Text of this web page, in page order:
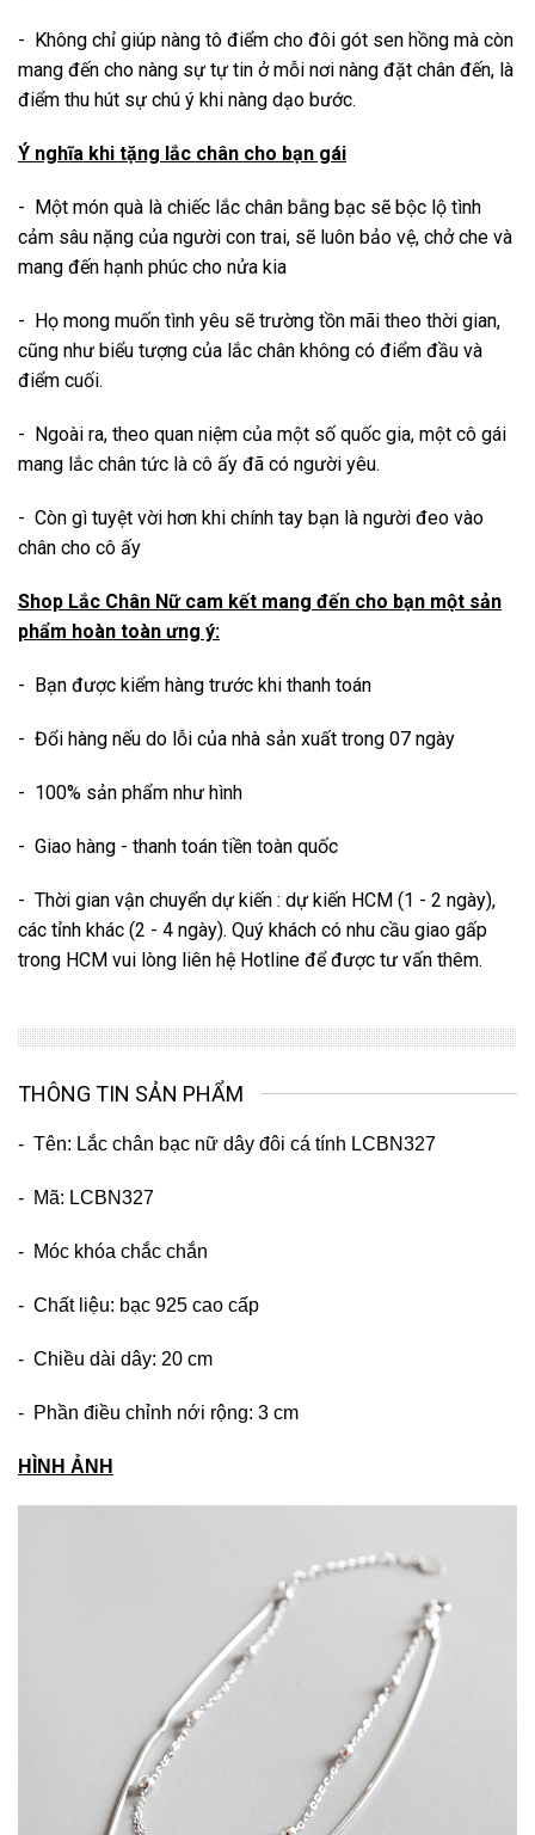
- Không chỉ giúp nàng tô điểm cho đôi gót sen hồng mà còn
mang đến cho nàng sự tự tin ở mỗi nơi nàng đặt chân đến, là
điểm thu hút sự chú ý khi nàng dạo bước.
Ý nghĩa khi tặng lắc chân cho bạn gái
- Một món quà là chiếc lắc chân bằng bạc sẽ bộc lộ tình
cảm sâu nặng của người con trai, sẽ luôn bảo vệ, chở che và
mang đến hạnh phúc cho nửa kia
- Họ mong muốn tình yêu sẽ trường tồn mãi theo thời gian,
cũng như biểu tượng của lắc chân không có điểm đầu và
điểm cuối.
- Ngoài ra, theo quan niệm của một số quốc gia, một cô gái
mang lắc chân tức là cô ấy đã có người yêu.
- Còn gì tuyệt vời hơn khi chính tay bạn là người đeo vào
chân cho cô ấy
Shop Lắc Chân Nữ cam kết mang đến cho bạn một sản
phẩm hoàn toàn ưng ý:
- Bạn được kiểm hàng trước khi thanh toán
- Đổi hàng nếu do lỗi của nhà sản xuất trong 07 ngày
- 100% sản phẩm như hình
- Giao hàng - thanh toán tiền toàn quốc
- Thời gian vận chuyển dự kiến : dự kiến HCM (1 - 2 ngày),
các tỉnh khác (2 - 4 ngày). Quý khách có nhu cầu giao gấp
trong HCM vui lòng liên hệ Hotline để được tư vấn thêm.
THÔNG TIN SẢN PHẨM
- Tên: Lắc chân bạc nữ dây đôi cá tính LCBN327
- Mã: LCBN327
- Móc khóa chắc chắn
- Chất liệu: bạc 925 cao cấp
- Chiều dài dây: 20 cm
- Phần điều chỉnh nới rộng: 3 cm
HÌNH ẢNH